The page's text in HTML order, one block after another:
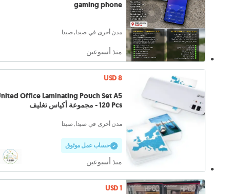
gaming phone
مدن أخرى في صيدا, صيدا
منذ أسبوعين
USD 8
Office Laminating Pouch Set A5
120 Pcs - مجموعة أكياس تغليف
مدن أخرى في صيدا, صيدا
حساب عمل موثوق
منذ أسبوعين
USD 1